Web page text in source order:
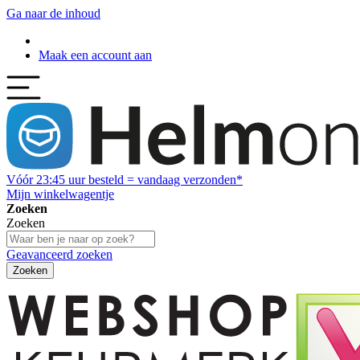
Ga naar de inhoud
Maak een account aan
Vóór 23:45 uur besteld = vandaag verzonden*
Mijn winkelwagentje
Zoeken
Zoeken
Geavanceerd zoeken
Zoeken